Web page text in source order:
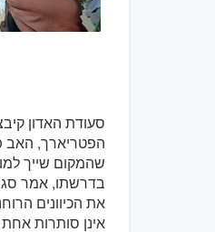
סעודת האדון
הפטריארך, האב
שהמקום שייך
בדרשתו, אמר סגן
את הכיוונים
אינן סותרות